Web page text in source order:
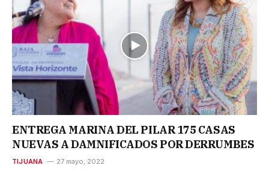
ENTREGA MARINA DEL PILAR 175 CASAS
NUEVAS A DAMNIFICADOS POR DERRUMBES
TIJUANA 27 mayo, 2022